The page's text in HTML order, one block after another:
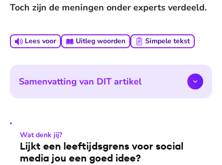
Toch zijn de meningen onder experts verdeeld.
Lees voor Uitleg woorden Simpele tekst
Samenvatting van DIT artikel
Wat denk jij?
Lijkt een leeftijdsgrens voor social
media jou een goed idee?